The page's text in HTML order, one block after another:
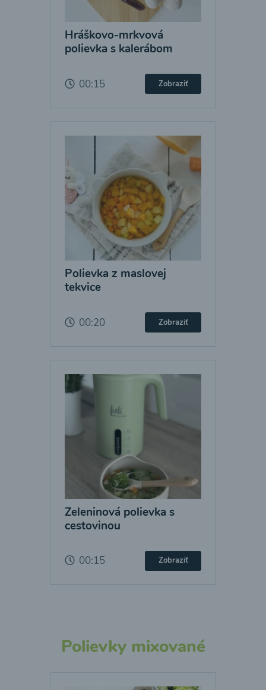
Hráškovo-mrkvová
polievka s kalerábom
00:15 Zobraziť
Polievka z maslovej
tekvice
00:20 Zobraziť
Zeleninová polievka s
cestovinou
00:15 Zobraziť
Polievky mixované